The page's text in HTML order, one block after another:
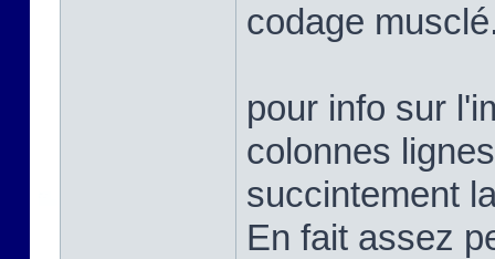
codage
pour info sur
colonnes
succintement
En fait assez